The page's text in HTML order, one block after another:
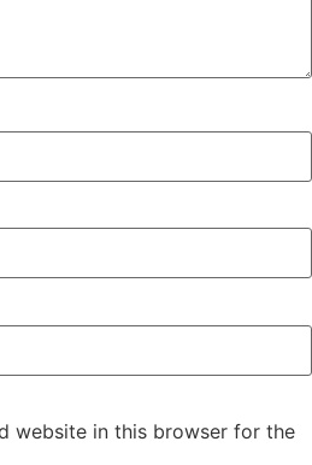
website in this browser for the